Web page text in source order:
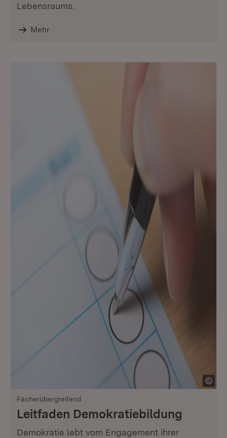
Lebensraums.
Mehr
Fächerübergreifend
Leitfaden Demokratiebildung
Demokratie lebt vom Engagement ihrer